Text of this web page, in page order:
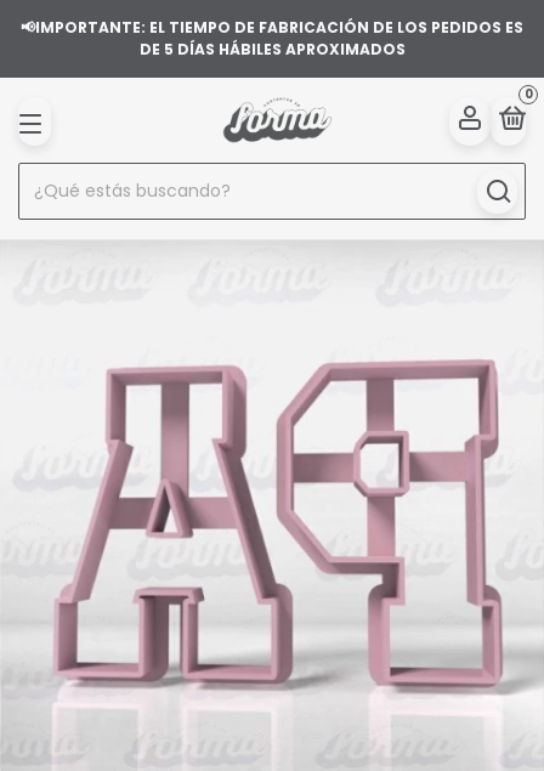
📢IMPORTANTE: EL TIEMPO DE FABRICACIÓN DE LOS PEDIDOS ES
DE 5 DÍAS HÁBILES APROXIMADOS
0